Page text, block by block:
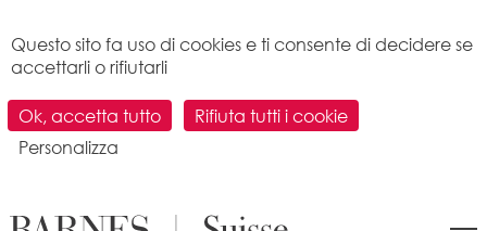
Cerca un immobile in
Questo sito fa uso di cookies e ti consente di decidere se
accettarli o rifiutarli
Ok, accetta tutto
Rifiuta tutti i cookie
Personalizza